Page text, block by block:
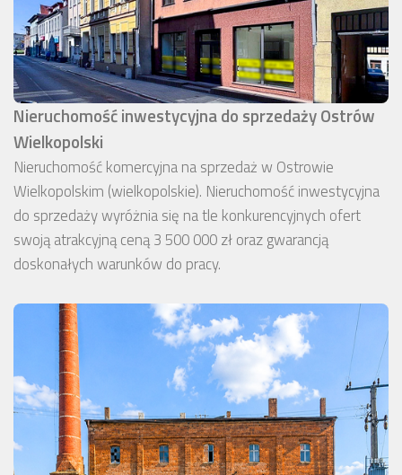
Nieruchomość inwestycyjna do sprzedaży Ostrów
Wielkopolski
Nieruchomość komercyjna na sprzedaż w Ostrowie
Wielkopolskim (wielkopolskie). Nieruchomość inwestycyjna
do sprzedaży wyróżnia się na tle konkurencyjnych ofert
swoją atrakcyjną ceną 3 500 000 zł oraz gwarancją
doskonałych warunków do pracy.